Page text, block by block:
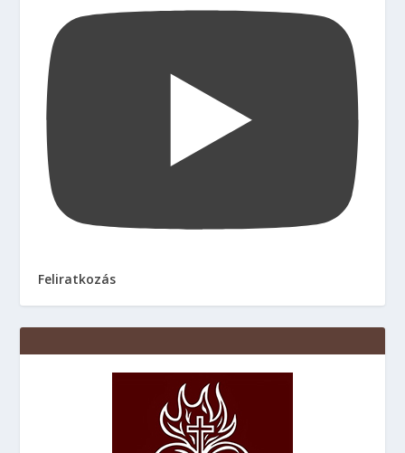
Feliratkozás